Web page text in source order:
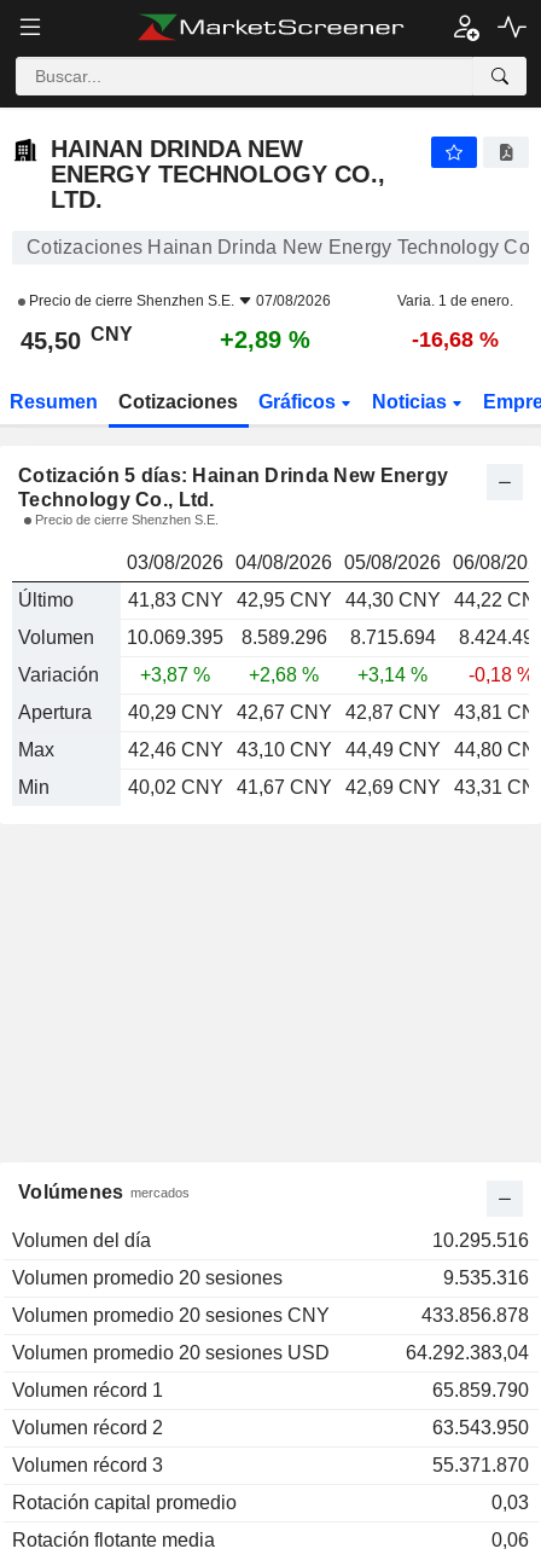
45,50
HAINAN DRINDA NEW
ENERGY TECHNOLOGY CO.,
LTD.
Cotizaciones Hainan Drinda New Energy Technology
Precio de cierre Shenzhen S.E. 07/08/2026 Varia. 1 de enero.
45,50 CNY +2,89 % -16,68 %
Resumen Cotizaciones Gráficos Noticias
Cotización 5 días: Hainan Drinda New Energy
Technology Co., Ltd.
Precio de cierre Shenzhen S.E.
03/08/2026 04/08/2026 05/08/2026 06/08/
Último
41,83 CNY 42,95 CNY 44,30 CNY
44,22
Volumen
10.069.395 8.589.296 8.715.694
Variación
+3,87 % +2,68 % +3,14 %
-0,18 %
Apertura
40,29 CNY 42,67 CNY 42,87 CNY
43,81
Max
42,46 CNY 43,10 CNY 44,49 CNY
44,80
Min
40,02 CNY 41,67 CNY 42,69 CNY 43,31
Volúmenes mercados
Volumen del día
10.295.516
Volumen promedio 20 sesiones
9.535.316
Volumen promedio 20 sesiones CNY
433.856.878
Volumen promedio 20 sesiones USD
64.292.383,04
Volumen récord 1
65.859.790
Volumen récord 2
63.543.950
Volumen récord 3
55.371.870
Rotación capital promedio
0,03
Rotación flotante media
0,06